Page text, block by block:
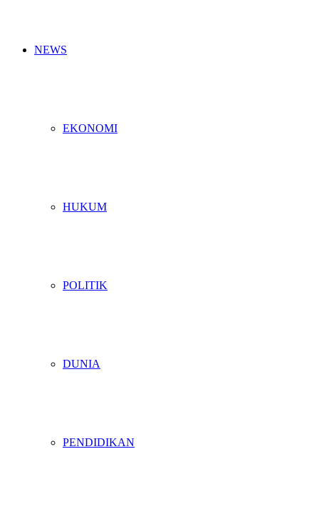
NEWS
EKONOMI
HUKUM
POLITIK
DUNIA
PENDIDIKAN